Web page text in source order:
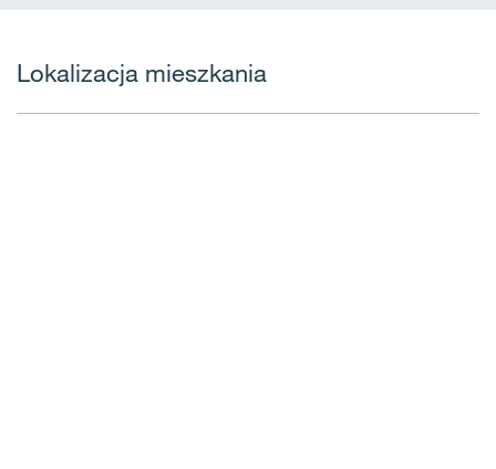
Lokalizacja mieszkania